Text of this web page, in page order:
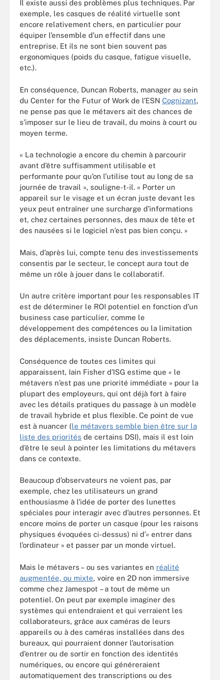
Il existe aussi des problèmes plus techniques. Par
exemple, les casques de réalité virtuelle sont
encore relativement chers, en particulier pour
équiper l’ensemble d’un effectif dans une
entreprise. Et ils ne sont bien souvent pas
ergonomiques (poids du casque, fatigue visuelle,
etc.).
En conséquence, Duncan Roberts, manager au sein
du Center for the Futur of Work de l’ESN Cognizant,
ne pense pas que le métavers ait des chances de
s’imposer sur le lieu de travail, du moins à court ou
moyen terme.
« La technologie a encore du chemin à parcourir
avant d’être suffisamment utilisable et
performante pour qu’on l’utilise tout au long de sa
journée de travail », souligne-t-il. « Porter un
appareil sur le visage et un écran juste devant les
yeux peut entraîner une surcharge d’informations
et, chez certaines personnes, des maux de tête et
des nausées si le logiciel n’est pas bien conçu. »
Mais, d’après lui, compte tenu des investissements
consentis par le secteur, le concept aura tout de
même un rôle à jouer dans le collaboratif.
Un autre critère important pour les responsables IT
est de déterminer le ROI potentiel en fonction d’un
business case particulier, comme le
développement des compétences ou la limitation
des déplacements, insiste Duncan Roberts.
Conséquence de toutes ces limites qui
apparaissent, Iain Fisher d’ISG estime que « le
métavers n’est pas une priorité immédiate » pour la
plupart des employeurs, qui ont déjà fort à faire
avec les détails pratiques du passage à un modèle
de travail hybride et plus flexible. Ce point de vue
est à nuancer (le métavers semble bien être sur la
liste des priorités de certains DSI), mais il est loin
d’être le seul à pointer les limitations du métavers
dans ce contexte.
Beaucoup d’observateurs ne voient pas, par
exemple, chez les utilisateurs un grand
enthousiasme à l’idée de porter des lunettes
spéciales pour interagir avec d’autres personnes. Et
encore moins de porter un casque (pour les raisons
physiques évoquées ci-dessus) ni d’« entrer dans
l’ordinateur » et passer par un monde virtuel.
Mais le métavers – ou ses variantes en réalité
augmentée, ou mixte, voire en 2D non immersive
comme chez Jamespot – a tout de même un
potentiel. On peut par exemple imaginer des
systèmes qui entendraient et qui verraient les
collaborateurs, grâce aux caméras de leurs
appareils ou à des caméras installées dans des
bureaux, qui pourraient donner l’autorisation
d’entrer ou de sortir en fonction des identités
numériques, ou encore qui généreraient
automatiquement des transcriptions ou des